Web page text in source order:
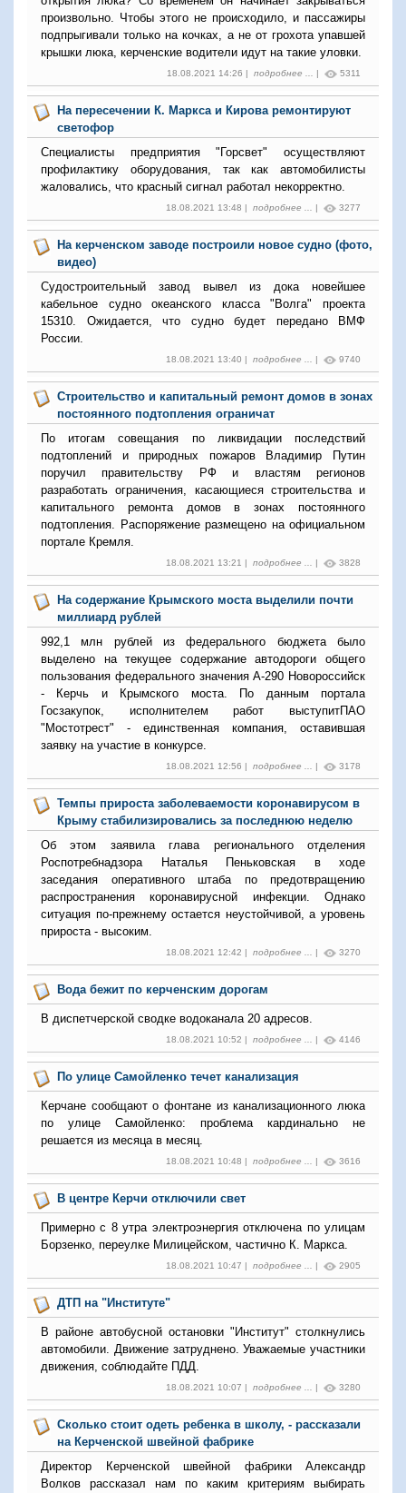
произвольно. Чтобы этого не происходило, и пассажиры
подпрыгивали только на кочках, а не от грохота упавшей
крышки люка, керченские водители идут на такие уловки.
18.08.2021 14:26 | подробнее ... | 5311
На пересечении К. Маркса и Кирова ремонтируют
светофор
Специалисты предприятия "Горсвет" осуществляют
профилактику оборудования, так как автомобилисты
жаловались, что красный сигнал работал некорректно.
18.08.2021 13:48 | подробнее ... | 3277
На керченском заводе построили новое судно (фото,
видео)
Судостроительный завод вывел из дока новейшее
кабельное судно океанского класса "Волга" проекта
15310. Ожидается, что судно будет передано ВМФ
России.
18.08.2021 13:40 | подробнее ... | 9740
Строительство и капитальный ремонт домов в зонах
постоянного подтопления ограничат
По итогам совещания по ликвидации последствий
подтоплений и природных пожаров Владимир Путин
поручил правительству РФ и властям регионов
разработать ограничения, касающиеся строительства и
капитального ремонта домов в зонах постоянного
подтопления. Распоряжение размещено на официальном
портале Кремля.
18.08.2021 13:21 | подробнее ... | 3828
На содержание Крымского моста выделили почти
миллиард рублей
992,1 млн рублей из федерального бюджета было
выделено на текущее содержание автодороги общего
пользования федерального значения А-290 Новороссийск
- Керчь и Крымского моста. По данным портала
Госзакупок, исполнителем работ выступитПАО
"Мостотрест" - единственная компания, оставившая
заявку на участие в конкурсе.
18.08.2021 12:56 | подробнее ... | 3178
Темпы прироста заболеваемости коронавирусом в
Крыму стабилизировались за последнюю неделю
Об этом заявила глава регионального отделения
Роспотребнадзора Наталья Пеньковская в ходе
заседания оперативного штаба по предотвращению
распространения коронавирусной инфекции. Однако
ситуация по-прежнему остается неустойчивой, а уровень
прироста - высоким.
18.08.2021 12:42 | подробнее ... | 3270
Вода бежит по керченским дорогам
В диспетчерской сводке водоканала 20 адресов.
18.08.2021 10:52 | подробнее ... | 4146
По улице Самойленко течет канализация
Керчане сообщают о фонтане из канализационного люка
по улице Самойленко: проблема кардинально не
решается из месяца в месяц.
18.08.2021 10:48 | подробнее ... | 3616
В центре Керчи отключили свет
Примерно с 8 утра электроэнергия отключена по улицам
Борзенко, переулке Милицейском, частично К. Маркса.
18.08.2021 10:47 | подробнее ... | 2905
ДТП на "Институте"
В районе автобусной остановки "Институт" столкнулись
автомобили. Движение затруднено. Уважаемые участники
движения, соблюдайте ПДД.
18.08.2021 10:07 | подробнее ... | 3280
Сколько стоит одеть ребенка в школу, - рассказали
на Керченской швейной фабрике
Директор Керченской швейной фабрики Александр
Волков рассказал нам по каким критериям выбирать